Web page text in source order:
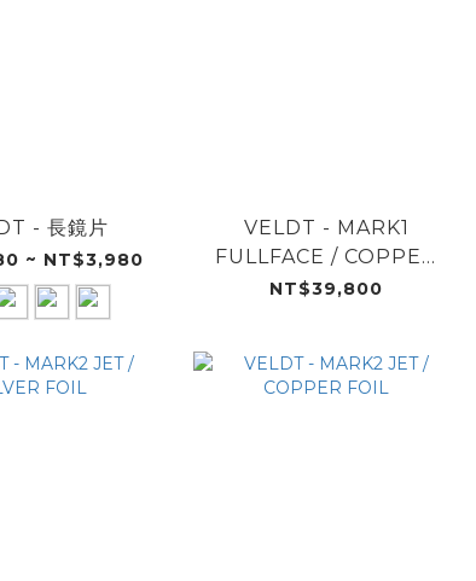
- 長鏡片
~ NT$3,980
VELDT - MARK1
FULLFACE / COPPER
FOIL
NT$39,800